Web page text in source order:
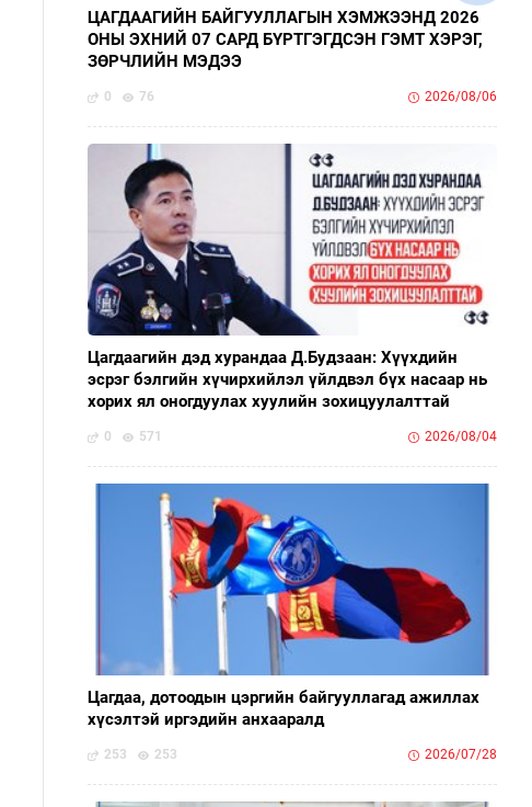
ЦАГДААГИЙН БАЙГУУЛЛАГЫН ХЭМЖЭЭНД 2026
ОНЫ ЭХНИЙ 07 САРД БҮРТГЭГДСЭН ГЭМТ ХЭРЭГ,
ЗӨРЧЛИЙН МЭДЭЭ
0 76 2026/08/06
Цагдаагийн дэд хурандаа Д.Будзаан: Хүүхдийн
эсрэг бэлгийн хүчирхийлэл үйлдвэл бүх насаар нь
хорих ял оногдуулах хуулийн зохицуулалттай
0 571 2026/08/04
Цагдаа, дотоодын цэргийн байгууллагад ажиллах
хүсэлтэй иргэдийн анхааралд
253 253 2026/07/28